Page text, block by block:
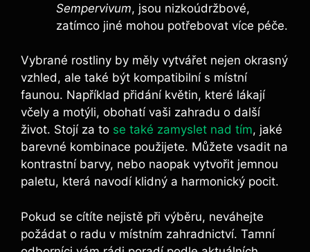
Sempervivum, jsou nizkoúdržbové,
zatímco jiné mohou potřebovat více péče.
Vybrané rostliny by měly vytvářet nejen okrasný
vzhled, ale také být kompatibilní s místní
faunou. Například přidání květin, které lákají
včely a motýli, obohatí vaši zahradu o další
život. Stojí za to se také zamyslet nad tím, jaké
barevné kombinace použijete. Můžete vsadit na
kontrastní barvy, nebo naopak vytvořit jemnou
paletu, která navodí klidný a harmonický pocit.
Pokud se cítíte nejistě při výběru, neváhejte
požádat o radu v místním zahradnictví. Tamní